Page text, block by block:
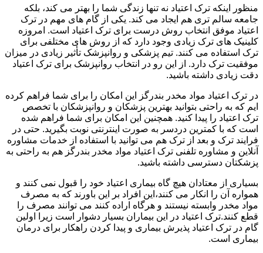
منظور اینکه ترک اعتیاد نه تنها زندگی شما را بهتر می کند، بلکه
جامعه سالم تری هم ایجاد می کند. یکی از گام های مهم در ترک
اعتیاد موفق انتخاب روش درست برای ترک اعتیاد است. امروزه
کلینیک های ترک زیادی وجود دارد که از روش های مختلفی برای
ترک استفاده می کنند. تیم پزشکی و روانپزشک تأثیر زیادی در میزان
موفقیت ترک دارد. از این رو در انتخاب روانپزشک برای ترک اعتیاد
دقت زیادی داشته باشید.
در ترک اعتیاد مواد مخدر بندرگز این امکان را برای شما فراهم کرده
ایم که به راحتی بتوانید بهترین پزشکان و روانپزشکان با تخصص
ترک اعتیاد را پیدا کنید. همچنین این امکان برای شما فراهم شده
است که با کمترین دردسر به صورت اینترنتی نوبت بگیرید. حتی در
فرایند ترک و بعد از ترک هم می توانید با استفاده از خدمات مشاوره
آنلاین و مشاوره تلفنی ترک اعتیاد مواد مخدر بندرگز هم به راحتی به
پزشکتان دسترسی داشته باشید.
بسیاری از معتادان هیچ گاه بیماری اعتیاد خود را قبول نمی کنند و
همواره آن را انکار می کنند،این افراد بر این باورند که به مصرف
مواد مخدر وابسته نیستند و هرگاه اراده کنند می توانند مصرف را
قطع کنند.ترک اعتیاد در این بیماران بسیار دشوار است زیرا اولین
گام در ترک اعتیاد پذیرش بیماری و پیدا کردن راهکار برای درمان
بیماری است.